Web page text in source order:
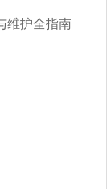
维护全指南